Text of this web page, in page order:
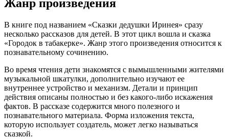
Жанр произведения
В книге под названием «Сказки дедушки Иринея» сразу
несколько рассказов для детей. В этот цикл вошла и сказка
«Городок в табакерке». Жанр этого произведения относится к
познавательному сочинению.
Во время чтения дети знакомятся с вымышленными жителями
музыкальной шкатулки, дополнительно изучают ее
внутреннее устройство и механизм. Детали и принцип
действия описаны полностью и без какого-либо искажения
фактов. В рассказе содержится много полезного и
познавательного материала. Форма изложения текста,
которую использует создатель, может легко называться
сказкой.